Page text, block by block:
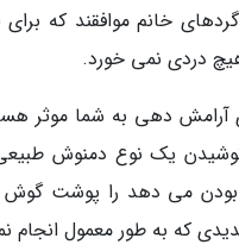
خانم موافقند که
دردی نمی خورد.
آرامش دهی به شما موثر
نوشیدن یک نوع دمنوش
می دهد را پوشت گوش
که به طور معمول انجام